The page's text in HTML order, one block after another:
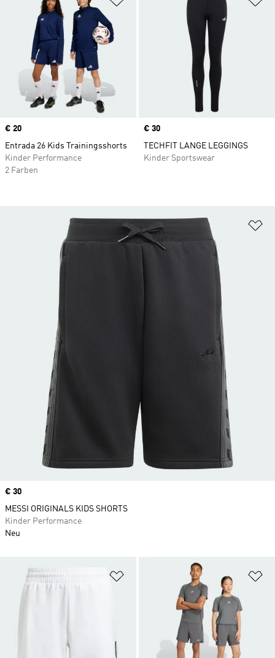
Price
€ 20
Entrada 26 Kids Trainingsshorts
Kinder Performance
2 Farben
Price
€ 30
TECHFIT LANGE LEGGINGS
Kinder Sportswear
Zur Wunschliste hinzufügen
Price
€ 30
MESSI ORIGINALS KIDS SHORTS
Kinder Performance
Neu